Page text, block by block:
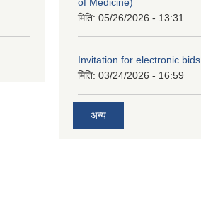
मिति: 05/26/2026 - 13:31
Invitation for electronic bids
मिति: 03/24/2026 - 16:59
अन्य